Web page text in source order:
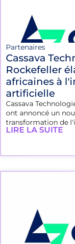
Partenaires
Cassava
Rockefeller
africaines à
artificielle
Cassava
ont annoncé un
transformation de
LIRE LA SUITE